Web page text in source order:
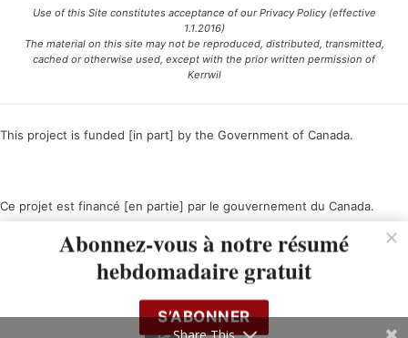
Use of this Site constitutes acceptance of our Privacy Policy (effective
1.1.2016)
The material on this site may not be reproduced, distributed, transmitted,
cached or otherwise used, except with the prior written permission of
Kerrwil
This project is funded [in part] by the Government of Canada.
Ce projet est financé [en partie] par le gouvernement du Canada.
Abonnez-vous à notre résumé
hebdomadaire gratuit
S’ABONNER